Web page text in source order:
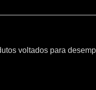
voltados para